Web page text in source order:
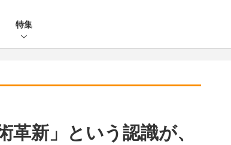
特集
革新」という認識が、